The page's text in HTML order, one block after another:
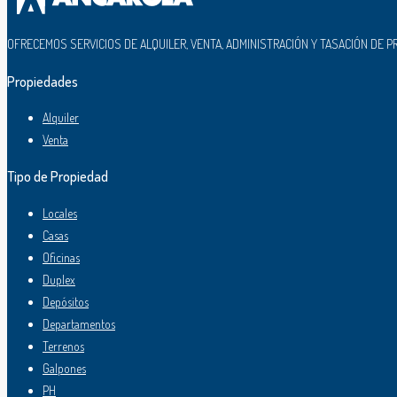
OFRECEMOS SERVICIOS DE ALQUILER, VENTA, ADMINISTRACIÓN Y TASACIÓN DE
Propiedades
Alquiler
Venta
Tipo de Propiedad
Locales
Casas
Oficinas
Duplex
Depósitos
Departamentos
Terrenos
Galpones
PH